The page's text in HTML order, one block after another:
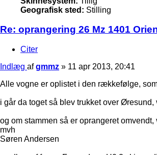
Geografisk sted: Stilling
Re: oprangering 26 Mz 1401
Citer
Indlæg afgmmz » 11 apr 2013, 20:41
Alle vogne er oplistet i den rækkefølge,
i går da toget så blev trukket over
og om stammen så er oprangeret
mvh
Søren Andersen